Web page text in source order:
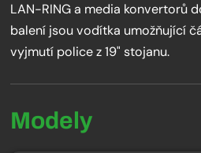
LAN-RING a media konvertorů
balení jsou vodítka umožňující
vyjmutí police z 19" stojanu.
Modely